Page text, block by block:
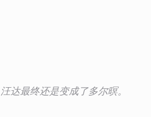
汪达最终还是变成了多尔暝。